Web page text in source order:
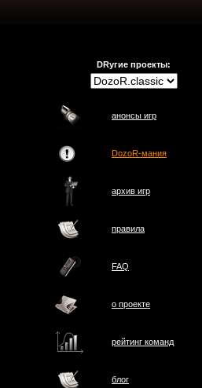
DRугие проекты:
анонсы игр
DozoR-мания
архив игр
правила
FAQ
о проектe
рейтинг команд
блог